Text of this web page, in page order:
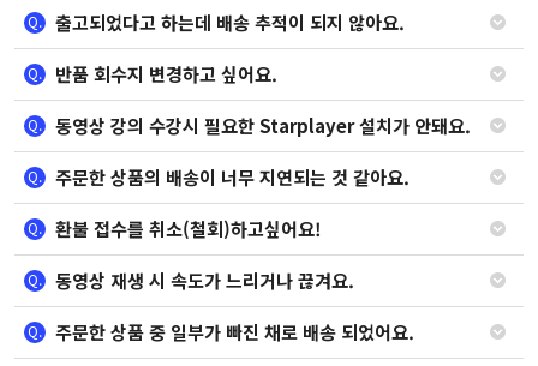
Q. 출고되었다고 하는데 배송 추적이 되지 않아요.
Q. 반품 회수지 변경하고 싶어요.
Q. 동영상 강의 수강시 필요한 Starplayer 설치가 안돼요.
Q. 주문한 상품의 배송이 너무 지연되는 것 같아요.
Q. 환불 접수를 취소(철회)하고싶어요!
Q. 동영상 재생 시 속도가 느리거나 끊겨요.
Q. 주문한 상품 중 일부가 빠진 채로 배송 되었어요.